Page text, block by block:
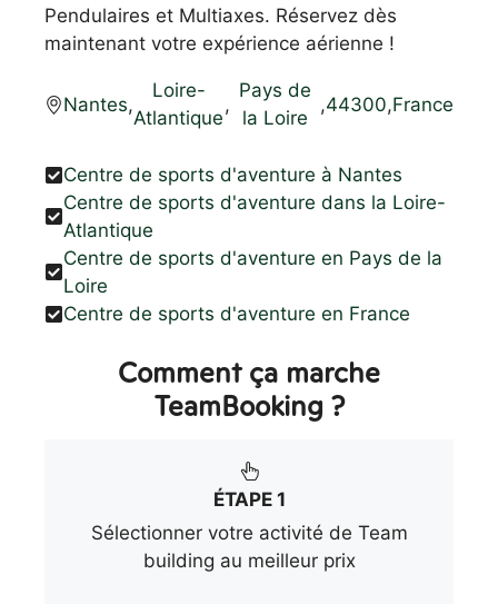
Pendulaires et Multiaxes. Réservez dès
maintenant votre expérience aérienne !
Nantes,
Loire-
Atlantique
,
Pays de
la Loire
,44300,France
Centre de sports d'aventure à Nantes
Centre de sports d'aventure dans la Loire-
Atlantique
Centre de sports d'aventure en Pays de la
Loire
Centre de sports d'aventure en France
Comment ça marche
TeamBooking ?
ÉTAPE 1
Sélectionner votre activité de Team
building au meilleur prix